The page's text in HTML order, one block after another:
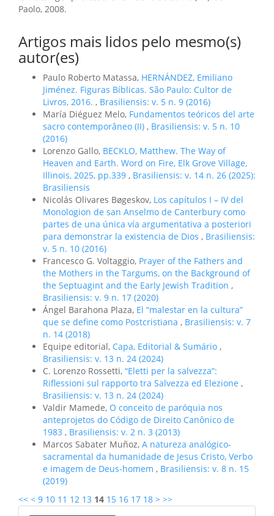
Paolo, 2008.
Artigos mais lidos pelo mesmo(s)
autor(es)
Paulo Roberto Matassa, HERNÁNDEZ, Emiliano
Jiménez. Figuras Bíblicas. São Paulo: Cultor de
Livros, 2016. , Brasiliensis: v. 5 n. 9 (2016)
María Diéguez Melo, Fundamentos teóricos del arte
sacro contemporâneo (II) , Brasiliensis: v. 5 n. 10
(2016)
Lorenzo Gallo, BECKLO, Matthew. The Way of
Heaven and Earth. Word on Fire, Elk Grove Village,
Illinois, 2025, pp.339 , Brasiliensis: v. 14 n. 26 (2025):
Brasiliensis
Nicolás Olivares Bøgeskov, Los capítulos I – IV del
Monologion de san Anselmo de Canterbury como
partes de una única vía argumentativa a posteriori
para demonstrar la existencia de Dios , Brasiliensis:
v. 5 n. 10 (2016)
Francesco G. Voltaggio, Prayer of the Fathers and
the Mothers in the Targums, on the Background of
the Septuagint and the Early Jewish Tradition ,
Brasiliensis: v. 9 n. 17 (2020)
Ángel Barahona Plaza, El “malestar en la cultura”
que se define como Postcristiana , Brasiliensis: v. 7
n. 14 (2018)
Equipe editorial, Capa, Editorial & Sumário ,
Brasiliensis: v. 13 n. 24 (2024)
C. Lorenzo Rossetti, “Eletti per la salvezza”:
Riflessioni sul rapporto tra Salvezza ed Elezione ,
Brasiliensis: v. 13 n. 24 (2024)
Valdir Mamede, O conceito de paróquia nos
anteprojetos do Código de Direito Canônico de
1983 , Brasiliensis: v. 2 n. 3 (2013)
Marcos Sabater Muñoz, A natureza analógico-
sacramental da humanidade de Jesus Cristo, Verbo
e imagem de Deus-homem , Brasiliensis: v. 8 n. 15
(2019)
<< < 9 10 11 12 13 14 15 16 17 18 > >>